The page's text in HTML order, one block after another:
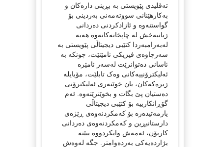
تەقلیدی پێویستی بە بڕینی دارەکان و
بەکارهێنانی سووتەمەنی بەردینی بۆ
گواستنەوە و ئازادکردنی دەردانی
زیانبەخش لە چاپخانەکانەوە هەیە.
لەبەرامبەردا کتێبی دیجیتاڵی پێویستی بە
سەرچاوەی فیزیکی نامێنێت، چونکە بە
ئاسانی دەتوانرێت لەسەر ئامێرە
ئەلیکترۆنییەکانی وەک تابلێت، مۆبایلە
زیرەکەکان، یان خوێنەری ئەلیکترۆنی
دەستیان پێ بگات و بخوێنرێتەوە. ئەم
گۆڕانکارییە بۆ کتێبی دیجیتاڵی
یارمەتیدەرە بۆ کەمکردنەوەی ڕێژەی
دارستانبڕین و کەمکردنەوەی دەردانی
کاربۆن، ئەمەش وایکردووە ببێتە
بژاردەیەکی بەردەوامتر. جگە لەوەش